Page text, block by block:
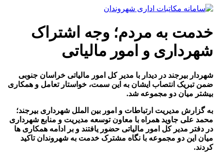
پرش
خدمت به مردم؛ وجه اشتراک
شهرداری و امور مالیاتی
شهردار بیرجند در دیدار با مدیر کل امور مالیاتی خراسان جنوبی
ضمن تبریک انتصاب ایشان به این سمت، خواستار تعامل و همکاری
بیشتر میان دو مجموعه شد.
به گزارش مدیریت ارتباطات و امور بین الملل شهرداری بیرجند؛
محمد علی جاوید همراه با معاون توسعه مدیریت و منابع شهرداری
در دفتر مدیر کل امور مالیاتی حضور یافتند و بر ادامه همکاری ها
میان این دو مجموعه با نگاه مشترک خدمت به شهروندان تاکید
کردند.